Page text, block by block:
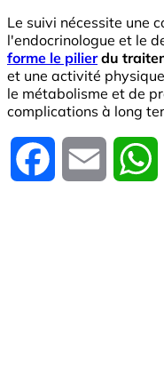
Le suivi nécessite une
l'endocrinologue et le
forme le pilierdu
et une activité
le métabolisme et de
complications à long
Facebook Email